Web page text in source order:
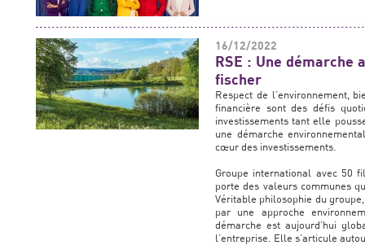
16/12/2022
RSE : Une
fischer
Respect de l’environnement,
financière sont des défis
investissements tant elle
une démarche
cœur des investissements.
Groupe international avec 50
porte des valeurs communes
Véritable philosophie du
par une approche
démarche est aujourd’hui
l’entreprise. Elle s’articule